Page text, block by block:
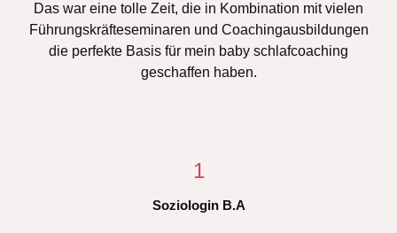
Das war eine tolle Zeit, die in Kombination mit vielen
Führungskräfteseminaren und Coachingausbildungen
die perfekte Basis für mein baby schlafcoaching
geschaffen haben.
Soziologin B.A
1